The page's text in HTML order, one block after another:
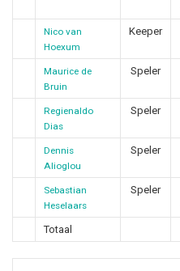
Nico van
Hoexum
Keeper
Maurice de
Bruin
Speler
Regienaldo
Dias
Speler
Dennis
Alioglou
Speler
Sebastian
Heselaars
Speler
Totaal